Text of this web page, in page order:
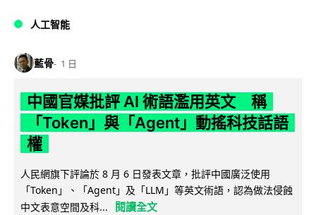
人工智能
藍骨 1 日
中國官媒批評 AI 術語濫用英文 稱
「Token」與「Agent」動搖科技話語
權
人民網旗下評論於 8 月 6 日發表文章，批評中國廣泛使用
「Token」、「Agent」及「LLM」等英文術語，認為做法侵蝕
中文表意空間及科...
閱讀全文